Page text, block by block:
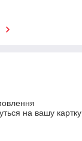
на вашу картку